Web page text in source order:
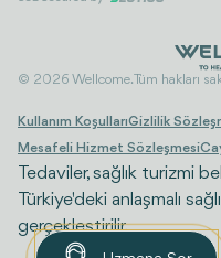
© 2026 Wellcome. Tüm hakları
Kullanım KoşullarıGizlilik
Mesafeli Hizmet Sözleşmesi
Tedaviler, sağlık turizmi
Türkiye'deki anlaşmalı
gerçekleştirilir.